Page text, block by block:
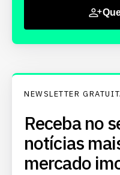
NEWSLETTER
Receba no
notícias
mercado